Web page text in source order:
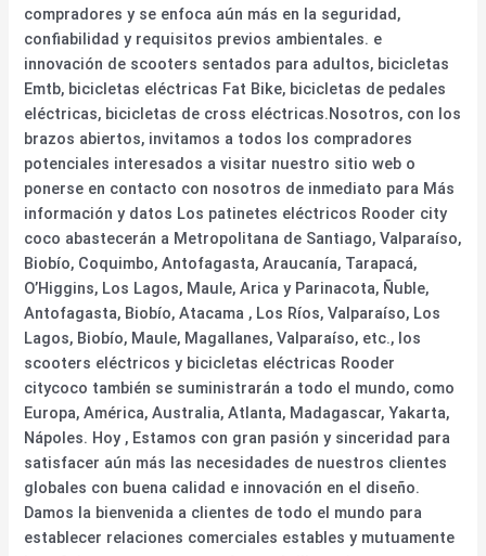
compradores y se enfoca aún más en la seguridad,
confiabilidad y requisitos previos ambientales. e
innovación de scooters sentados para adultos, bicicletas
Emtb, bicicletas eléctricas Fat Bike, bicicletas de pedales
eléctricas, bicicletas de cross eléctricas.Nosotros, con los
brazos abiertos, invitamos a todos los compradores
potenciales interesados a visitar nuestro sitio web o
ponerse en contacto con nosotros de inmediato para Más
información y datos Los patinetes eléctricos Rooder city
coco abastecerán a Metropolitana de Santiago, Valparaíso,
Biobío, Coquimbo, Antofagasta, Araucanía, Tarapacá,
O’Higgins, Los Lagos, Maule, Arica y Parinacota, Ñuble,
Antofagasta, Biobío, Atacama , Los Ríos, Valparaíso, Los
Lagos, Biobío, Maule, Magallanes, Valparaíso, etc., los
scooters eléctricos y bicicletas eléctricas Rooder
citycoco también se suministrarán a todo el mundo, como
Europa, América, Australia, Atlanta, Madagascar, Yakarta,
Nápoles. Hoy , Estamos con gran pasión y sinceridad para
satisfacer aún más las necesidades de nuestros clientes
globales con buena calidad e innovación en el diseño.
Damos la bienvenida a clientes de todo el mundo para
establecer relaciones comerciales estables y mutuamente